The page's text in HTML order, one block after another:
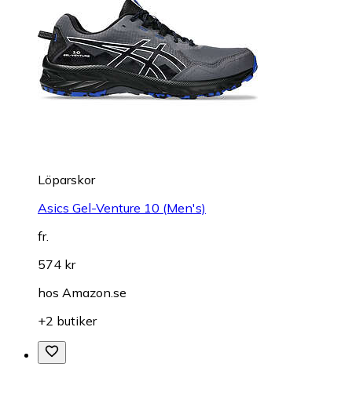
Löparskor
Asics Gel-Venture 10 (Men's)
fr.
574 kr
hos Amazon.se
+2 butiker